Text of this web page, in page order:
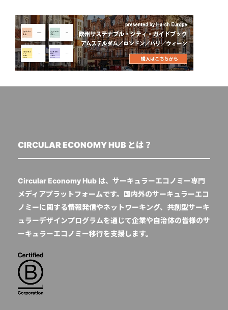
CIRCULAR ECONOMY HUB とは？
Circular Economy Hub は、サーキュラーエコノミー専門
メディアプラットフォームです。国内外のサーキュラーエコ
ノミーに関する情報発信やネットワーキング、共創型サーキ
ュラーデザインプログラムを通じて企業や自治体の皆様のサ
ーキュラーエコノミー移行を支援します。